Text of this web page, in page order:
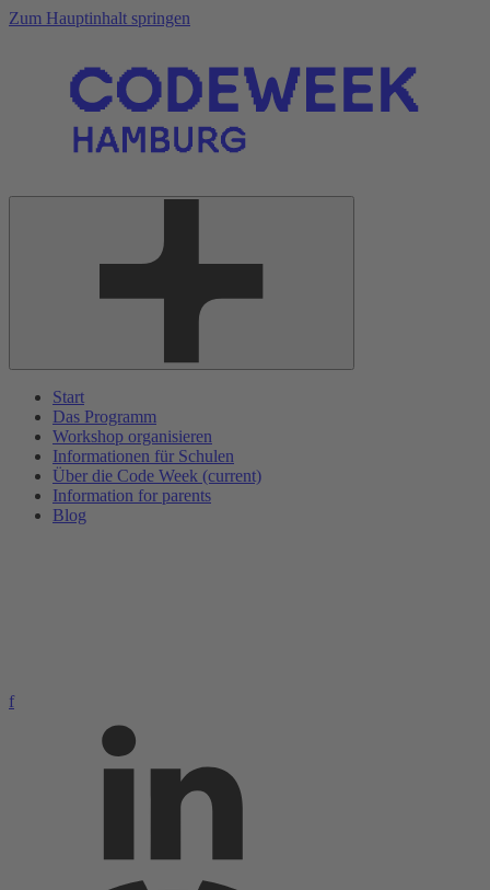
Zum Hauptinhalt springen
Start
Das Programm
Workshop organisieren
Informationen für Schulen
Über die Code Week (current)
Information for parents
Blog
f